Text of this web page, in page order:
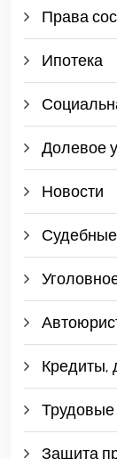
Права
Ипотека
Долевое
Новости
Кредиты,
Защита